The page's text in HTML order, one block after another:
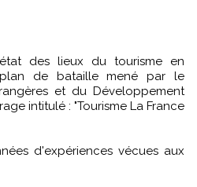
de bataille mené par le
et du Développement
intitulé : "Tourisme La France
d'expériences vécues aux